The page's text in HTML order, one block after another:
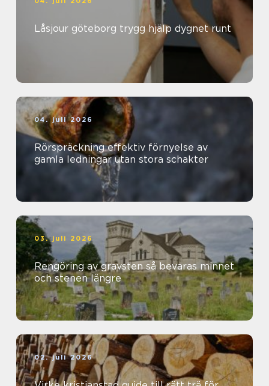
Låsjour göteborg trygg hjälp dygnet runt
04. juli 2026
Rörspräckning effektiv förnyelse av
gamla ledningar utan stora schakter
03. juli 2026
Rengöring av gravsten så bevaras minnet
och stenen längre
02. juli 2026